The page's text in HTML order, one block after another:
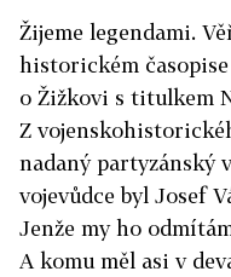
Žijeme legendami.
historickém
o Žižkovi s titulkem
Z
nadaný partyzánský
vojevůdce byl Josef
Jenže my ho
A komu měl asi v